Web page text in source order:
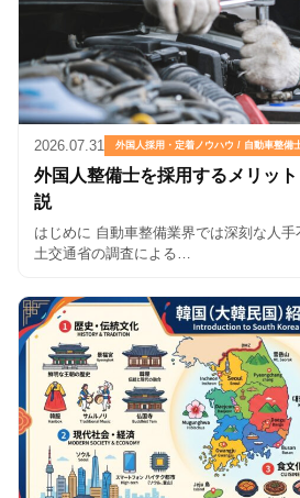
2026.07.31 外国人採用・定着ノウハウ / 自動車整備
外国人整備士を採用するメリッ
説
はじめに 自動車整備業界では深刻な人
土交通省の調査による…